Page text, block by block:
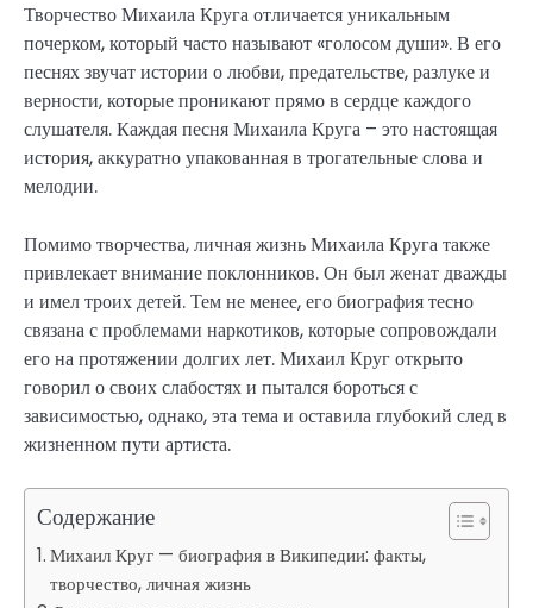
Творчество Михаила Круга отличается уникальным
почерком, который часто называют «голосом души». В его
песнях звучат истории о любви, предательстве, разлуке и
верности, которые проникают прямо в сердце каждого
слушателя. Каждая песня Михаила Круга – это настоящая
история, аккуратно упакованная в трогательные слова и
мелодии.
Помимо творчества, личная жизнь Михаила Круга также
привлекает внимание поклонников. Он был женат дважды
и имел троих детей. Тем не менее, его биография тесно
связана с проблемами наркотиков, которые сопровождали
его на протяжении долгих лет. Михаил Круг открыто
говорил о своих слабостях и пытался бороться с
зависимостью, однако, эта тема и оставила глубокий след в
жизненном пути артиста.
Содержание
Михаил Круг — биография в Википедии: факты,
творчество, личная жизнь